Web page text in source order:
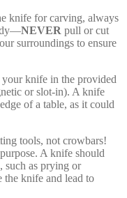
knife for carving, always
NEVER pull or cut
surroundings to ensure
knife in the provided
or slot-in). A knife
of a table, as it could
tools, not crowbars!
A knife should
such as prying or
the knife and lead to